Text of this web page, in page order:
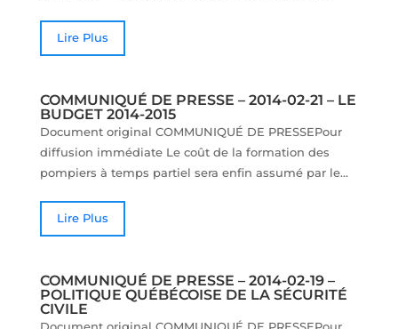
Lire Plus
COMMUNIQUÉ DE PRESSE – 2014-02-21 – LE
BUDGET 2014-2015
Document original COMMUNIQUÉ DE PRESSEPour
diffusion immédiate Le coût de la formation des
pompiers à temps partiel sera enfin assumé par le...
Lire Plus
COMMUNIQUÉ DE PRESSE – 2014-02-19 –
POLITIQUE QUÉBÉCOISE DE LA SÉCURITÉ
CIVILE
Document original COMMUNIQUÉ DE PRESSEPour